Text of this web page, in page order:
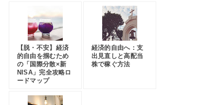
【脱・不安】経済
的自由を掴むため
の「国際分散×新
NISA」完全攻略ロ
ードマップ
経済的自由へ：支
出見直しと高配当
株で稼ぐ方法